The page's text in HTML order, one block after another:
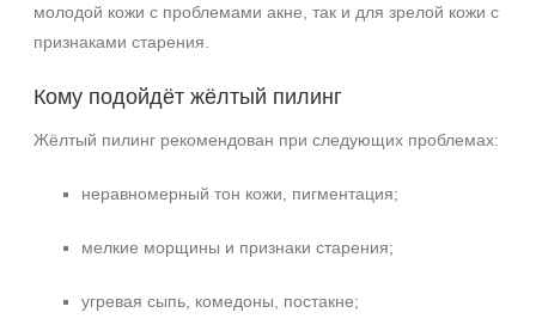
молодой кожи с проблемами акне, так и для зрелой кожи с
признаками старения.
Кому подойдёт жёлтый пилинг
Жёлтый пилинг рекомендован при следующих проблемах:
неравномерный тон кожи, пигментация;
мелкие морщины и признаки старения;
угревая сыпь, комедоны, постакне;